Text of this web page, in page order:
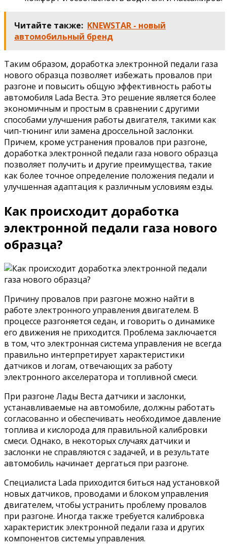
Читайте также: KNEWSTAR - новый
автомобильный бренд
Таким образом, доработка электронной педали газа
нового образца позволяет избежать провалов при
разгоне и повысить общую эффективность работы
автомобиля Lada Веста. Это решение является более
экономичным и простым в сравнении с другими
способами улучшения работы двигателя, такими как
чип-тюнинг или замена дроссельной заслонки.
Причем, кроме устранения провалов при разгоне,
доработка электронной педали газа нового образца
позволяет получить и другие преимущества, такие
как более точное определение положения педали и
улучшенная адаптация к различным условиям езды.
Как происходит доработка
электронной педали газа нового
образца?
Причину провалов при разгоне можно найти в
работе электронного управления двигателем. В
процессе разгоняется седан, и говорить о динамике
его движения не приходится. Проблема заключается
в том, что электронная система управления не всегда
правильно интерпретирует характеристики
датчиков и логам, отвечающих за работу
электронного акселератора и топливной смеси.
При разгоне Лады Веста датчики и заслонки,
устанавливаемые на автомобиле, должны работать
согласованно и обеспечивать необходимое давление
топлива и кислорода для правильной калибровки
смеси. Однако, в некоторых случаях датчики и
заслонки не справляются с задачей, и в результате
автомобиль начинает дергаться при разгоне.
Специалиста Lada приходится биться над установкой
новых датчиков, проводами и блоком управления
двигателем, чтобы устранить проблему провалов
при разгоне. Иногда также требуется калибровка
характеристик электронной педали газа и других
компонентов системы управления.